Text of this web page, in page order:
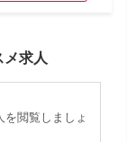
メ求人
閲覧しましょ